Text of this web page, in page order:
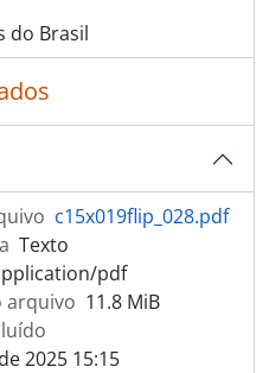
do Brasil
c15x019flip_028.pdf
Texto
pdf
arquivo 11.8 MiB
2025 15:15